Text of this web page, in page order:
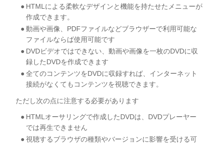
HTMLによる柔軟なデザインと機能を持たせたメニューが
作成できます。
動画や画像、PDFファイルなどブラウザーで利用可能な
ファイルならば使用可能です
DVDビデオではできない、動画や画像を一枚のDVDに収
録したDVDを作成できます
全てのコンテンツをDVDに収録すれば、インターネット
接続がなくてもコンテンツを視聴できます。
ただし次の点に注意する必要があります
HTMLオーサリングで作成したDVDは、DVDプレーヤー
では再生できません
視聴するブラウザの種類やバージョンに影響を受ける可